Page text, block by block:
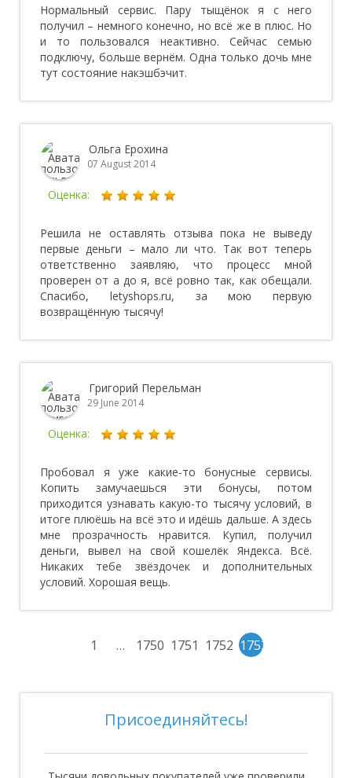
Нормальный сервис. Пару тыщёнок я с него
получил – немного конечно, но всё же в плюс. Но
и то пользовался неактивно. Сейчас семью
подключу, больше вернём. Одна только дочь мне
тут состояние накэшбэчит.
Ольга Ерохина
07 August 2014
Оценка:
Решила не оставлять отзыва пока не выведу
первые деньги – мало ли что. Так вот теперь
ответственно заявляю, что процесс мной
проверен от а до я, всё ровно так, как обещали.
Спасибо, letyshops.ru, за мою первую
возвращённую тысячу!
Григорий Перельман
29 June 2014
Оценка:
Пробовал я уже какие-то бонусные сервисы.
Копить замучаешься эти бонусы, потом
приходится узнавать какую-то тысячу условий, в
итоге плюёшь на всё это и идёшь дальше. А здесь
мне прозрачность нравится. Купил, получил
деньги, вывел на свой кошелёк Яндекса. Всё.
Никаких тебе звёздочек и дополнительных
условий. Хорошая вещь.
1 … 1750 1751 1752 1753
Присоединяйтесь!